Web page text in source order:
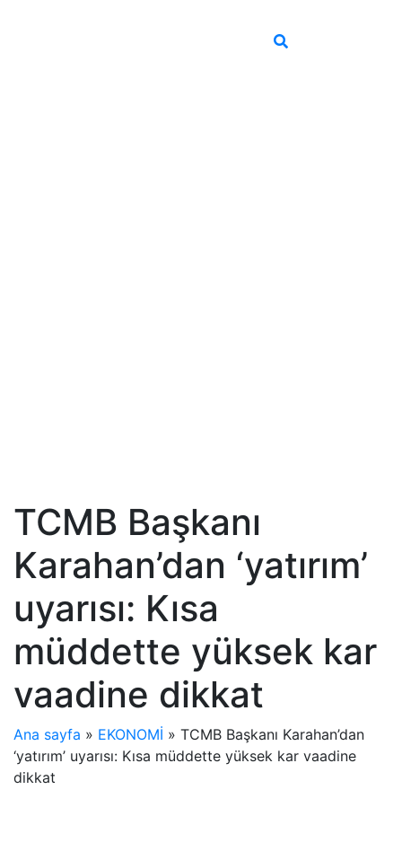
TCMB Başkanı
Karahan’dan ‘yatırım’
uyarısı: Kısa
müddette yüksek kar
vaadine dikkat
Ana sayfa » EKONOMİ » TCMB Başkanı Karahan’dan
‘yatırım’ uyarısı: Kısa müddette yüksek kar vaadine
dikkat